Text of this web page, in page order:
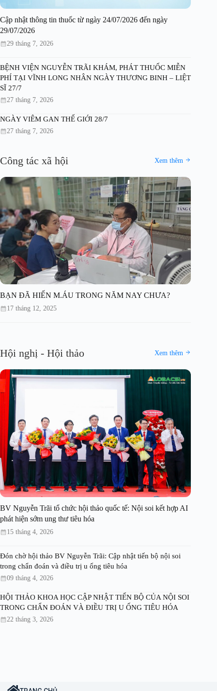
Cập nhật thông tin thuốc từ ngày 24/07/2026 đến ngày
29/07/2026
29 tháng 7, 2026
BỆNH VIỆN NGUYỄN TRÃI KHÁM, PHÁT THUỐC MIỄN
PHÍ TẠI VĨNH LONG NHÂN NGÀY THƯƠNG BINH – LIỆT
SĨ 27/7
27 tháng 7, 2026
NGÀY VIÊM GAN THẾ GIỚI 28/7
27 tháng 7, 2026
Công tác xã hội Xem thêm
BẠN ĐÃ HIẾN M.ÁU TRONG NĂM NAY CHƯA?
17 tháng 12, 2025
Hội nghị - Hội thảo Xem thêm
BV Nguyễn Trãi tổ chức hội thảo quốc tế: Nội soi kết hợp AI
phát hiện sớm ung thư tiêu hóa
15 tháng 4, 2026
Đón chờ hội thảo BV Nguyễn Trãi: Cập nhật tiến bộ nội soi
trong chẩn đoán và điều trị u ống tiêu hóa
09 tháng 4, 2026
HỘI THẢO KHOA HỌC CẬP NHẬT TIẾN BỘ CỦA NỘI SOI
TRONG CHẨN ĐOÁN VÀ ĐIỀU TRỊ U ỐNG TIÊU HÓA
22 tháng 3, 2026